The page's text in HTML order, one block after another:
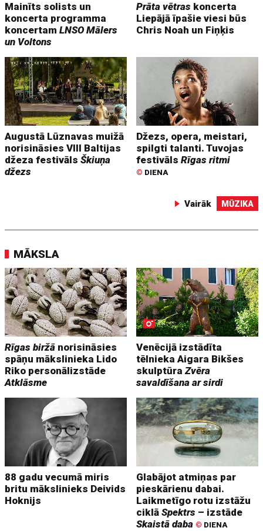
Mainīts solists un
koncerta programma
koncertamLNSO Mālers
un Voltons
Prāta vētras koncerta
Liepājā īpašie viesi būs
Chris Noah un Fiņķis
Augustā Lūznavas muižā
norisināsies VIII Baltijas
džeza festivālsŠkiuņa
džezs
Džezs, opera, meistari,
spilgti talanti. Tuvojas
festivālsRīgas ritmi
© DIENA
Vairāk MŪZIKA
MĀKSLA
Rīgas biržā norisināsies
spāņu mākslinieka Lido
Riko personālizstāde
Atklāsme
Venēcijā izstādīta
tēlnieka Aigara Bikšes
skulptūraZvēra
savaldīšana ar sirdi
88 gadu vecumā miris
britu mākslinieks Deivids
Hoknijs
Glabājot atmiņas par
pieskārienu dabai.
Laikmetīgo rotu izstāžu
ciklāSpektrs – izstāde
Skaistā daba © DIENA